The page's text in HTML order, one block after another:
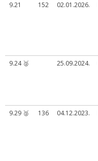
9.21
152 02.01.2026.
9.24 🥈
25.09.2024.
9.29 🥈 136 04.12.2023.